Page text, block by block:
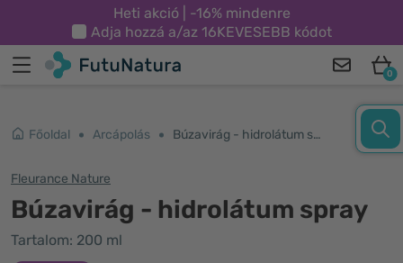
Heti akció | -16% mindenre
Adja hozzá a/az 16KEVESEBB kódot
0
Főoldal Arcápolás Búzavirág - hidrolátum spray
Fleurance Nature
Búzavirág - hidrolátum spray
Tartalom: 200 ml